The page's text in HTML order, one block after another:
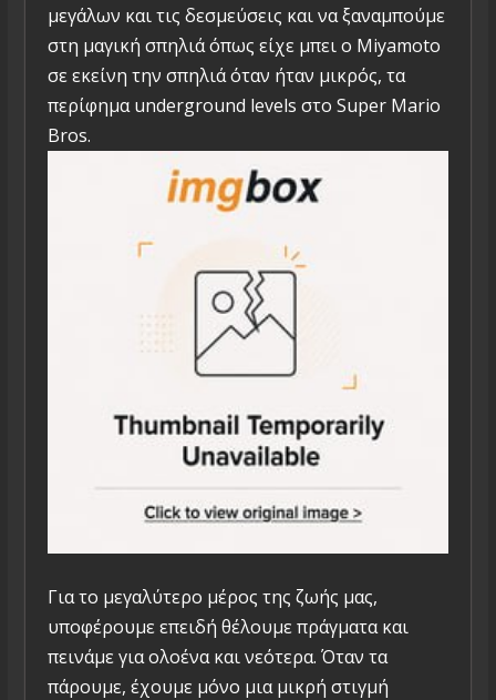
μεγάλων και τις δεσμεύσεις και να ξαναμπούμε
στη μαγική σπηλιά όπως είχε μπει ο Miyamoto
σε εκείνη την σπηλιά όταν ήταν μικρός, τα
περίφημα underground levels στο Super Mario
Bros.
Για το μεγαλύτερο μέρος της ζωής μας,
υποφέρουμε επειδή θέλουμε πράγματα και
πεινάμε για ολοένα και νεότερα. Όταν τα
πάρουμε, έχουμε μόνο μια μικρή στιγμή